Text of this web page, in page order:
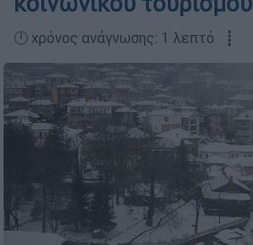
🕛 χρόνος ανάγνωσης: 1 λεπτό ┋